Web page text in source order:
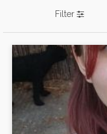
Filter